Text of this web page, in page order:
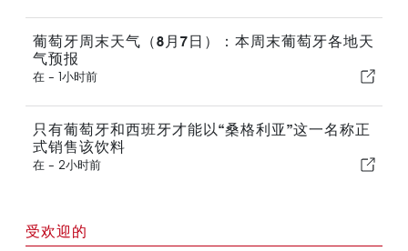
葡萄牙周末天气（8月7日）：本周末葡萄牙各地天
气预报
在 - 1小时前
只有葡萄牙和西班牙才能以“桑格利亚”这一名称正
式销售该饮料
在 - 2小时前
受欢迎的